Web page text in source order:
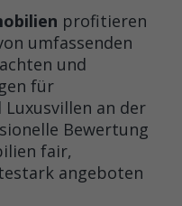
profitieren
umfassenden
und
für
an der
Bewertung
fair,
angeboten